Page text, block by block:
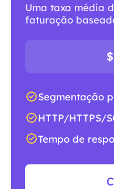
Uma taxa média
faturação
$
Segmentação
HTTP/HTTPS/
Tempo de